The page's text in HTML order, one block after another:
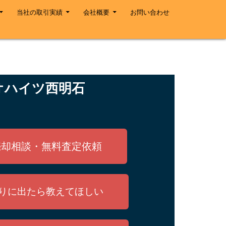
当社の取引実績 会社概要 お問い合わせ
ハイツ西明石
相談・無料査定依頼
に出たら教えてほしい